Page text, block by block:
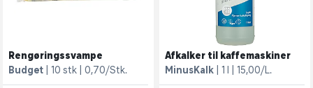
Rengøringssvampe
Budget
10 stk 0,70/Stk.
Afkalker til kaffemaskiner
MinusKalk
1 l 15,00/L.